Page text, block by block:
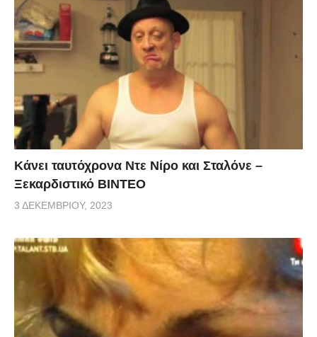
Κάνει ταυτόχρονα Ντε Νίρο και Σταλόνε –
Ξεκαρδιστικό ΒΙΝΤΕΟ
3 ΔΕΚΕΜΒΡΊΟΥ, 2023